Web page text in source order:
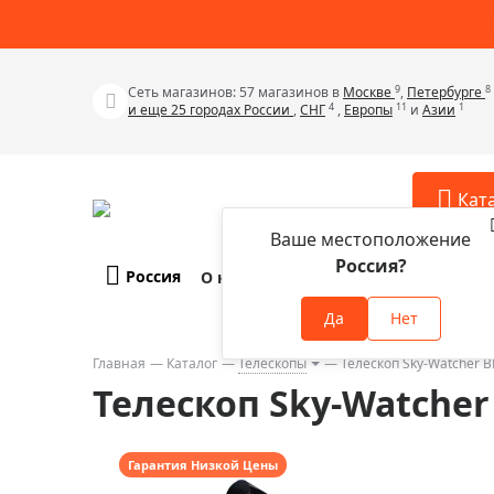
Сеть магазинов: 57 магазинов в Москве 9, Петербурге 8
и еще 25 городах России ,СНГ 4 , Европы 11 и Азии 1
Телескопы
Бинокли
Зрительные трубы
Лупы
Россия
Ваше местоположение
Россия?
Да Нет
О компании Оплата и доставка
Главная Каталог Телескопы Телескоп Sky-Watcher
Телескоп Sky-Watcher
Гарантия Низкой Цены